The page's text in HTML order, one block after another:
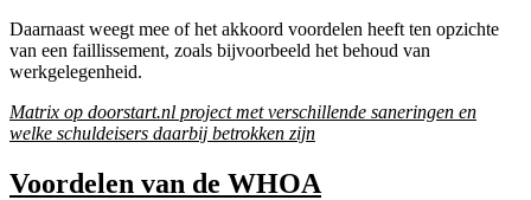
Daarnaast weegt mee of het akkoord voordelen heeft ten opzichte
van een faillissement, zoals bijvoorbeeld het behoud van
werkgelegenheid.
Matrix op doorstart.nl project met verschillende saneringen en
welke schuldeisers daarbij betrokken zijn
Voordelen van de WHOA